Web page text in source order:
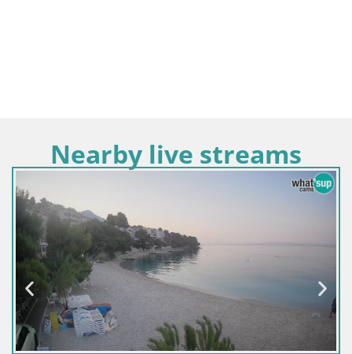
Nearby live streams
plaza-znjan-i-sportski-sadrzaji-split